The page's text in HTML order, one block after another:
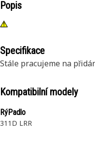
Popis
Specifikace
Stále pracujeme na
Kompatibilní modely
RýPadlo
311D LRR